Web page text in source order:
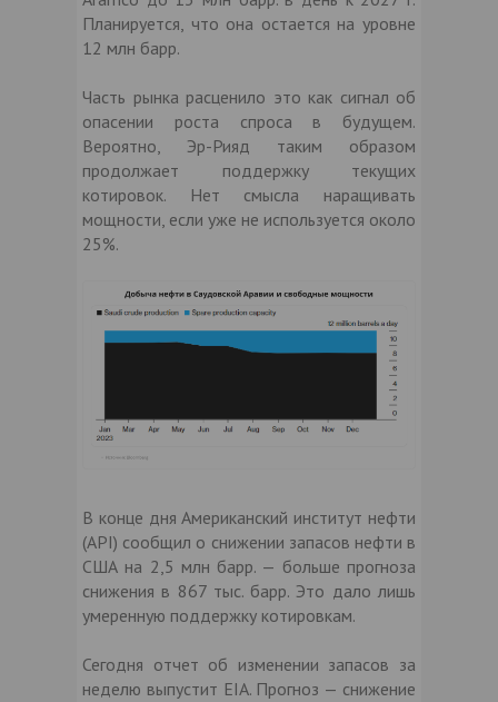
Планируется, что она остается на уровне
12 млн барр.
Часть рынка расценило это как сигнал об
опасении роста спроса в будущем.
Вероятно, Эр-Рияд таким образом
продолжает поддержку текущих
котировок. Нет смысла наращивать
мощности, если уже не используется около
25%.
В конце дня Американский институт нефти
(API) сообщил о снижении запасов нефти в
США на 2,5 млн барр. — больше прогноза
снижения в 867 тыс. барр. Это дало лишь
умеренную поддержку котировкам.
Сегодня отчет об изменении запасов за
неделю выпустит EIA. Прогноз — снижение